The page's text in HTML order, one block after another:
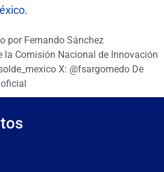
por Fernando Sánchez
la Comisión Nacional de Innovación
X: @fsargomedo De